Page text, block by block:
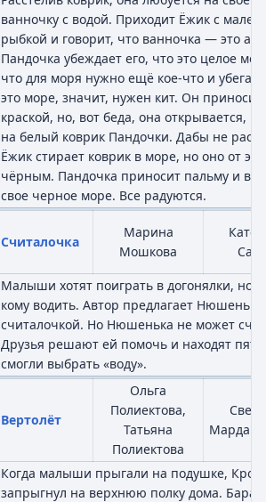
ванночку с водой. Приходит Ёжик с
рыбкой и говорит, что ванночка — это
Пандочка убеждает его, что это целое
что для моря нужно ещё кое-что и
это море, значит, нужен кит. Он
краской, но, вот беда, она открывается, и
на белый коврик Пандочки. Дабы не
Ёжик стирает коврик в море, но оно от
чёрным. Пандочка приносит пальму и
свое черное море. Все радуются.
Считалочка
Марина
Мошкова
Малыши хотят поиграть в догонялки, но
кому водить. Автор предлагает Нюшеньке
считалочкой. Но Нюшенька не может
Друзья решают ей помочь и находят
смогли выбрать «воду».
Вертолёт
Ольга
Полиектова,
Татьяна
Полиектова
Когда малыши прыгали на подушке,
запрыгнул на верхнюю полку дома.